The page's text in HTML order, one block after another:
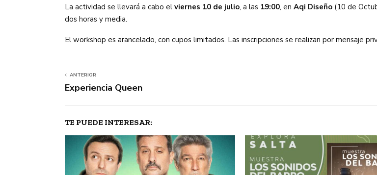
La actividad se llevará a cabo el viernes 10 de julio, a las 19:00, en Aqi Diseño (10 de
dos horas y media.
El workshop es arancelado, con cupos limitados. Las inscripciones se realizan por mensaje
ANTERIOR
Experiencia Queen
TE PUEDE INTERESAR: